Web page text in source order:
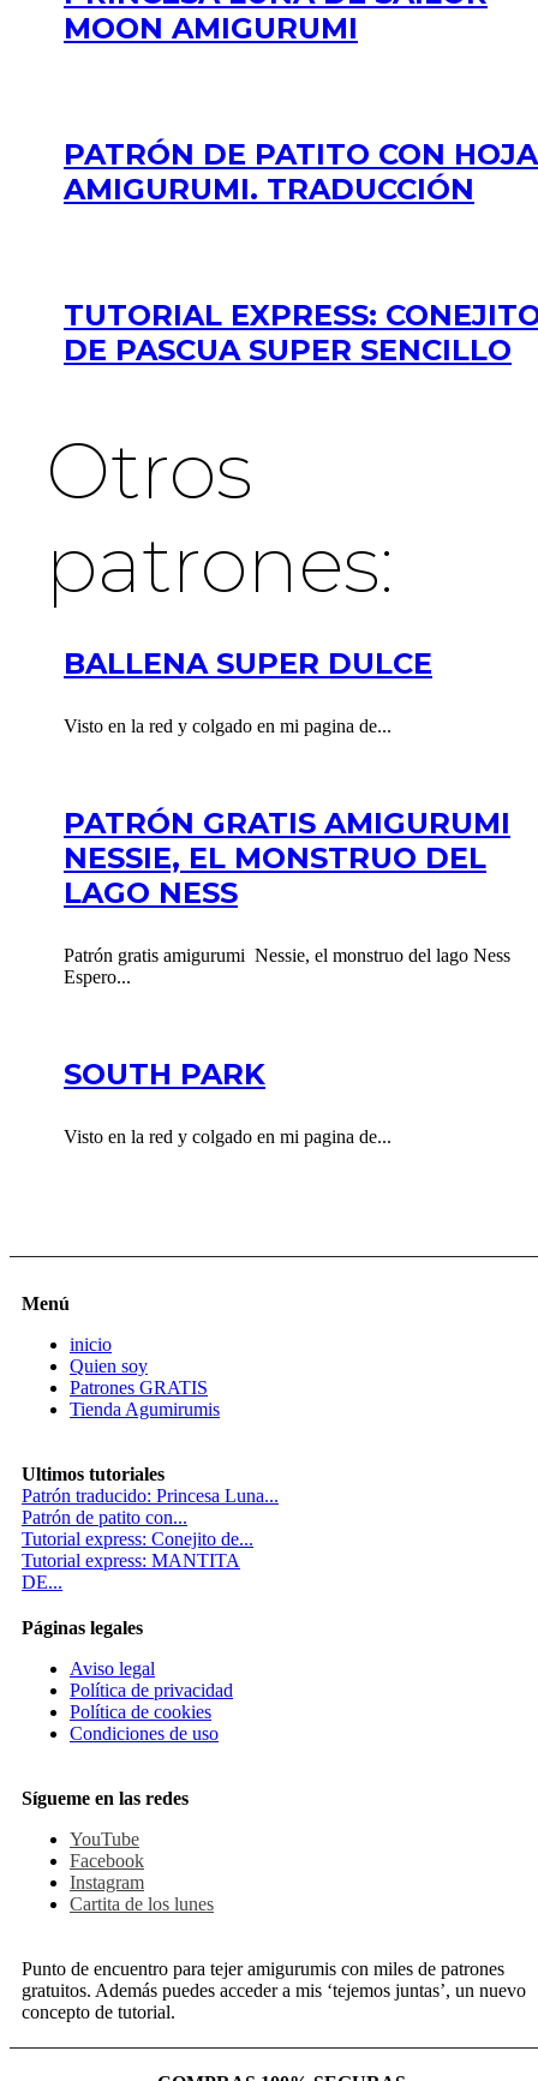
MOON AMIGURUMI
PATRÓN DE PATITO CON HOJA
AMIGURUMI. TRADUCCIÓN
TUTORIAL EXPRESS:
DE PASCUA SUPER SENCILLO
Otros
patrones:
BALLENA SUPER DULCE
Visto en la red y colgado en mi pagina de...
PATRÓN GRATIS AMIGURUMI
NESSIE, EL MONSTRUO DEL
LAGO NESS
Patrón gratis amigurumi Nessie, el monstruo del lago Ness
Espero...
SOUTH PARK
Visto en la red y colgado en mi pagina de...
Menú
inicio
Quien soy
Patrones GRATIS
Tienda Agumirumis
Ultimos tutoriales
Patrón traducido: Princesa Luna...
Patrón de patito con...
Tutorial express: Conejito de...
Tutorial express: MANTITA
DE...
Páginas legales
Aviso legal
Política de privacidad
Política de cookies
Condiciones de uso
Sígueme en las redes
YouTube
Facebook
Instagram
Cartita de los lunes
Punto de encuentro para tejer amigurumis con miles de patrones
gratuitos. Además puedes acceder a mis ‘tejemos juntas’, un nuevo
concepto de tutorial.